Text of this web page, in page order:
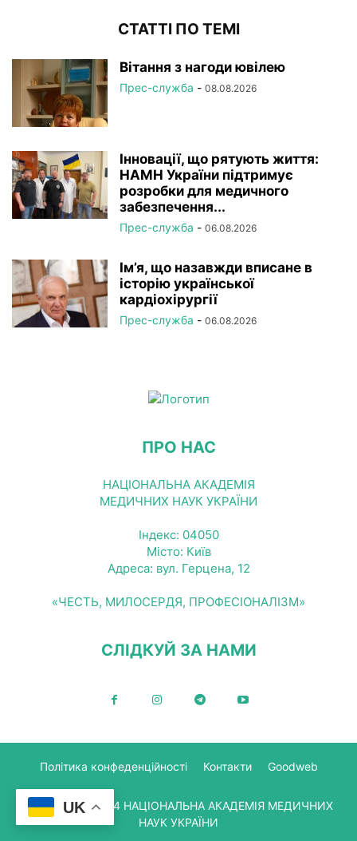
СТАТТІ ПО ТЕМІ
Вітання з нагоди ювілею
Прес-служба - 08.08.2026
Інновації, що рятують життя:
НАМН України підтримує
розробки для медичного
забезпечення...
Прес-служба - 06.08.2026
Ім’я, що назавжди вписане в
історію української
кардіохірургії
Прес-служба - 06.08.2026
ПРО НАС
НАЦІОНАЛЬНА АКАДЕМІЯ
МЕДИЧНИХ НАУК УКРАЇНИ
Індекс: 04050
Місто: Київ
Адреса: вул. Герцена, 12
«ЧЕСТЬ, МИЛОСЕРДЯ, ПРОФЕСІОНАЛІЗМ»
СЛІДКУЙ ЗА НАМИ
Політика конфеденційності Контакти Goodweb
© Copyright 2024 НАЦІОНАЛЬНА АКАДЕМІЯ МЕДИЧНИХ
НАУК УКРАЇНИ
UK